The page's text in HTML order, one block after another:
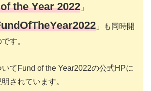
the Year 2022 」
」も同時開
す。
てFund of the Year2022の公式HPに
されています。